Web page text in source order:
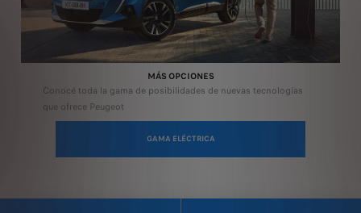
MÁS OPCIONES
Conocé toda la gama de posibilidades de nuevas tecnologías
que ofrece Peugeot
GAMA ELÉCTRICA